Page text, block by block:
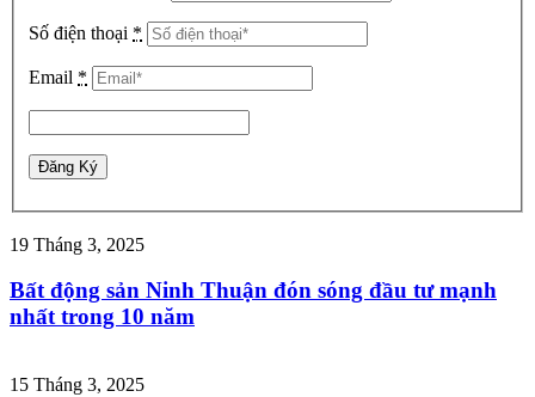
Số điện thoại *
Email *
19 Tháng 3, 2025
Bất động sản Ninh Thuận đón sóng đầu tư mạnh
nhất trong 10 năm
15 Tháng 3, 2025